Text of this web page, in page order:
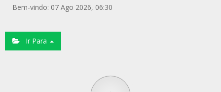
Bem-vindo: 07 Ago 2026, 06:30
Ir Para